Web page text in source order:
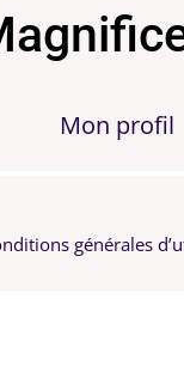
Mon profil
générales